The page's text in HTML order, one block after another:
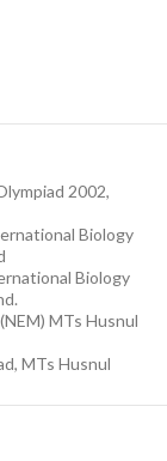
2002,
Biology
Biology
MTs Husnul
MTs Husnul